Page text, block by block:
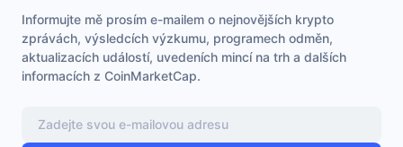
Informujte mě prosím e-mailem o nejnovějších krypto
zprávách, výsledcích výzkumu, programech odměn,
aktualizacích událostí, uvedeních mincí na trh a dalších
informacích z CoinMarketCap.